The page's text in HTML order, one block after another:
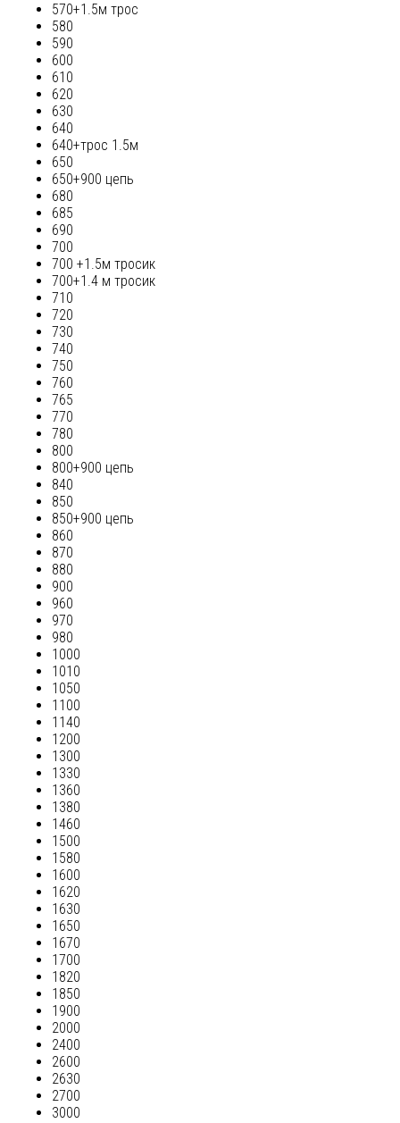
570+1.5м трос
580
590
600
610
620
630
640
640+трос 1.5м
650
650+900 цепь
680
685
690
700
700 +1.5м тросик
700+1.4 м тросик
710
720
730
740
750
760
765
770
780
800
800+900 цепь
840
850
850+900 цепь
860
870
880
900
960
970
980
1000
1010
1050
1100
1140
1200
1300
1330
1360
1380
1460
1500
1580
1600
1620
1630
1650
1670
1700
1820
1850
1900
2000
2400
2600
2630
2700
3000